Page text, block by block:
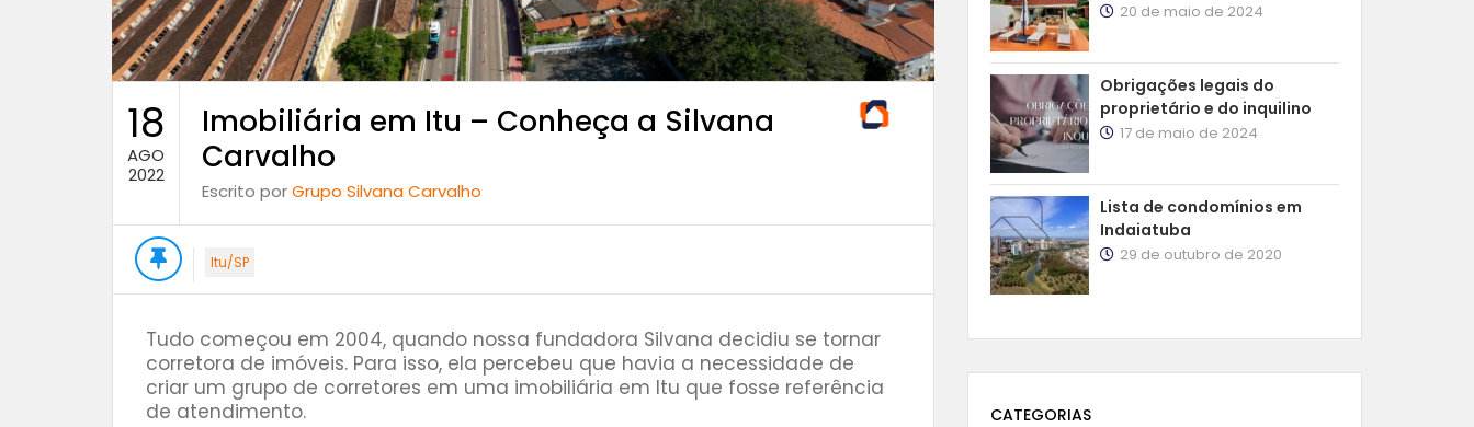
18
AGO
2022
Imobiliária em Itu – Conheça a Silvana
Carvalho
Escrito porGrupo Silvana Carvalho
Itu/SP
Tudo começou em 2004, quando nossa fundadora Silvana decidiu se tornar
corretora de imóveis. Para isso, ela percebeu que havia a necessidade de
criar um grupo de corretores em uma imobiliária em Itu que fosse referência
de atendimento.
20 de maio de 2024
Obrigações legais do
proprietário e do inquilino
17 de maio de 2024
Lista de condomínios em
Indaiatuba
29 de outubro de 2020
CATEGORIAS